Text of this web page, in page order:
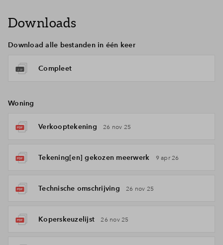
Downloads
Download alle bestanden in één keer
Compleet
Woning
Verkooptekening 26 nov 25
Tekening[en] gekozen meerwerk 9 apr 26
Technische omschrijving 26 nov 25
Koperskeuzelijst 26 nov 25